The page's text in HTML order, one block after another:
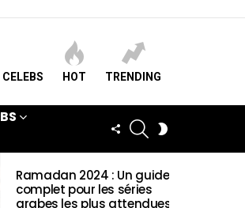
HOT TRENDING
FOLLOWSEARCH
Ramadan 2024 : Un guide
complet pour les séries
arabes les plus attendues